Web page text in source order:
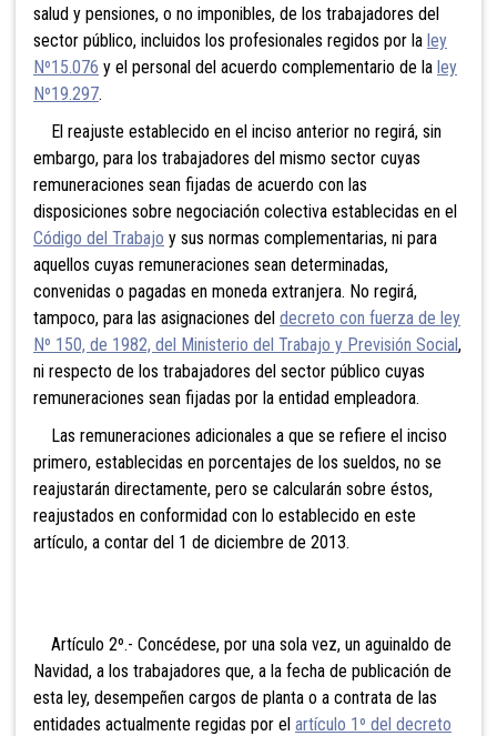
salud y pensiones, o no imponibles, de los trabajadores del
sector público, incluidos los profesionales regidos por la ley
Nº15.076 y el personal del acuerdo complementario de la ley
Nº19.297.
El reajuste establecido en el inciso anterior no regirá, sin
embargo, para los trabajadores del mismo sector cuyas
remuneraciones sean fijadas de acuerdo con las
disposiciones sobre negociación colectiva establecidas en el
Código del Trabajo y sus normas complementarias, ni para
aquellos cuyas remuneraciones sean determinadas,
convenidas o pagadas en moneda extranjera. No regirá,
tampoco, para las asignaciones del decreto con fuerza de ley
Nº 150, de 1982, del Ministerio del Trabajo y Previsión Social,
ni respecto de los trabajadores del sector público cuyas
remuneraciones sean fijadas por la entidad empleadora.
Las remuneraciones adicionales a que se refiere el inciso
primero, establecidas en porcentajes de los sueldos, no se
reajustarán directamente, pero se calcularán sobre éstos,
reajustados en conformidad con lo establecido en este
artículo, a contar del 1 de diciembre de 2013.
Artículo 2º.- Concédese, por una sola vez, un aguinaldo de
Navidad, a los trabajadores que, a la fecha de publicación de
esta ley, desempeñen cargos de planta o a contrata de las
entidades actualmente regidas por el artículo 1º del decreto